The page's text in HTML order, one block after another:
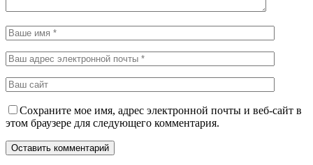
Сохраните мое имя, адрес электронной почты и веб-сайт в
этом браузере для следующего комментария.